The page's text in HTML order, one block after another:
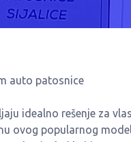
auto patosnice
idealno rešenje za
ovog popularnog